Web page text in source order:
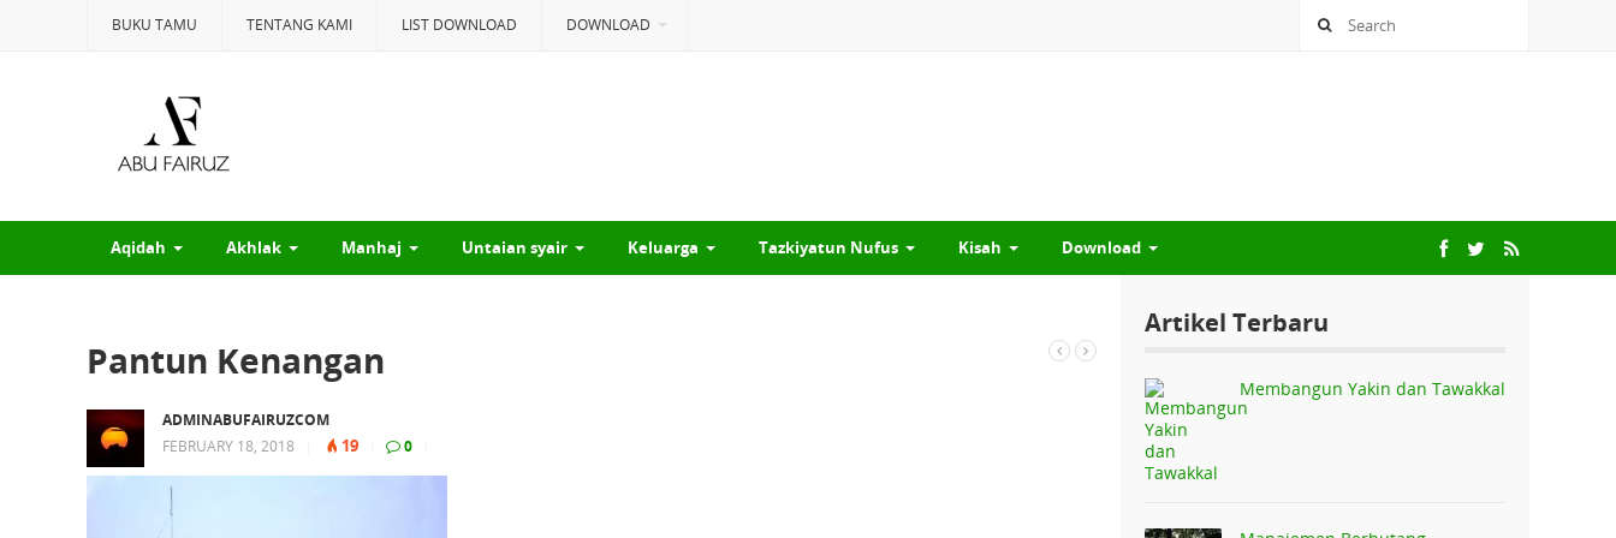
BUKU TAMU TENTANG KAMI LIST DOWNLOAD DOWNLOAD
Aqidah Akhlak Manhaj Untaian syair Keluarga Tazkiyatun Nufus Kisah Download
Pantun Kenangan
ADMINABUFAIRUZCOM
FEBRUARY 18, 2018
19 0
Artikel Terbaru
Membangun Yakin dan Tawakkal